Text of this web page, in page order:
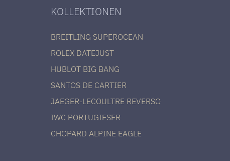
KOLLEKTIONEN
BREITLING SUPEROCEAN
ROLEX DATEJUST
HUBLOT BIG BANG
SANTOS DE CARTIER
JAEGER-LECOULTRE REVERSO
IWC PORTUGIESER
CHOPARD ALPINE EAGLE